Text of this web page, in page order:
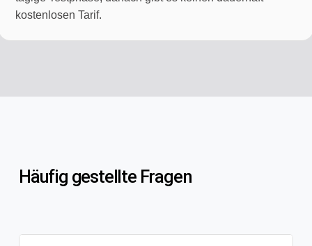
kostenlosen Tarif.
Häufig gestellte Fragen